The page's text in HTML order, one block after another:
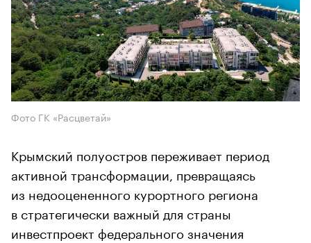
Фото ГК «Расцветай»
Крымский полуостров переживает период
активной трансформации, превращаясь
из недооцененного курортного региона
в стратегически важный для страны
инвестпроект федерального значения